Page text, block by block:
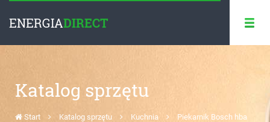
ENERGIADIRECT
Katalog sprzętu
Start Katalog sprzętu Kuchnia
Piekarnik Bosch hba